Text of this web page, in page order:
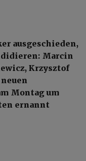
ausgeschieden,
Marcin
Krzysztof
Montag um
ernannt